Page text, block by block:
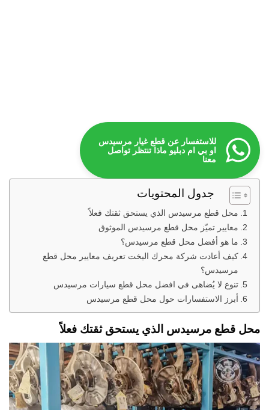
للاستفسار عن قطع غيار مرسيدس
او بي ام دبليو ماذا تنتظر تواصل
معنا
جدول المحتويات
محل قطع مرسيدس الذي يستحق ثقتك فعلاً
معايير تميّز محل قطع مرسيدس الموثوق
ما هو أفضل محل قطع مرسيدس؟
كيف أعادت شركة محرك اليخت تعريف معايير محل قطع
مرسيدس؟
تنوع لا يُضاهى في افضل محل قطع سيارات مرسيدس
أبرز الاستفسارات حول محل قطع مرسيدس
محل قطع مرسيدس الذي يستحق ثقتك فعلاً